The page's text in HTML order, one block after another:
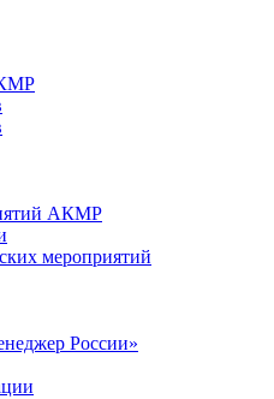
АКМР
мероприятий
России»